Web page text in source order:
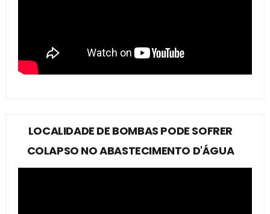
LOCALIDADE DE BOMBAS PODE SOFRER
COLAPSO NO ABASTECIMENTO D'ÁGUA